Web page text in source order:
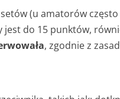
(u amatorów
do 15 punktów,
, zgodnie z